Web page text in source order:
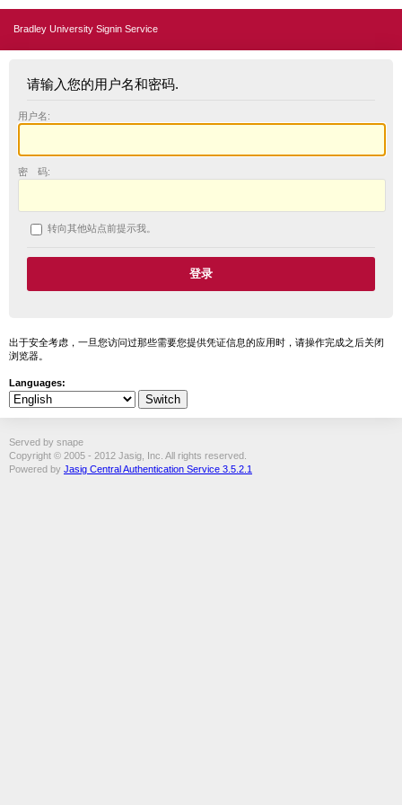
Bradley University Signin Service
请输入您的用户名和密码.
用户名:
密 码:
转向其他站点前提示我。
出于安全考虑，一旦您访问过那些需要您提供凭证信息的应用时，请操作完成之后关闭
浏览器。
Languages:
Served by snape
Copyright © 2005 - 2012 Jasig, Inc. All rights reserved.
Powered by Jasig Central Authentication Service 3.5.2.1